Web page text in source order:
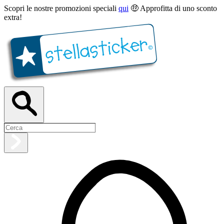
Scopri le nostre promozioni speciali qui 🤑 Approfitta di uno sconto
extra!